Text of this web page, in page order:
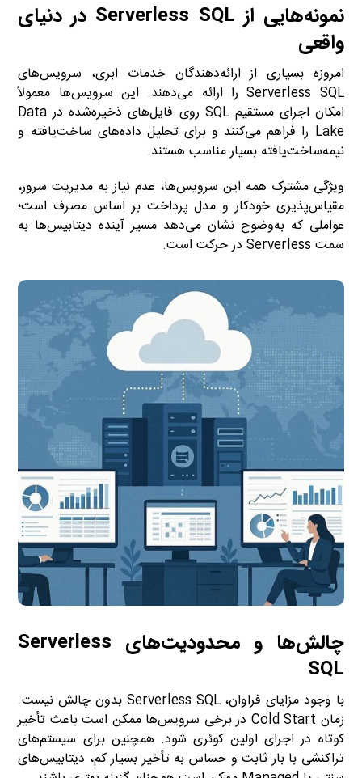
نمونه‌هایی از Serverless SQL در دنیای
واقعی
امروزه بسیاری از ارائه‌دهندگان خدمات ابری، سرویس‌های
Serverless SQL را ارائه می‌دهند. این سرویس‌ها معمولاً
امکان اجرای مستقیم SQL روی فایل‌های ذخیره‌شده در Data
Lake را فراهم می‌کنند و برای تحلیل داده‌های ساخت‌یافته و
نیمه‌ساخت‌یافته بسیار مناسب هستند.
ویژگی مشترک همه این سرویس‌ها، عدم نیاز به مدیریت سرور،
مقیاس‌پذیری خودکار و مدل پرداخت بر اساس مصرف است؛
عواملی که به‌وضوح نشان می‌دهد مسیر آینده دیتابیس‌ها به
سمت Serverless در حرکت است.
چالش‌ها و محدودیت‌های Serverless
SQL
با وجود مزایای فراوان، Serverless SQL بدون چالش نیست.
زمان Cold Start در برخی سرویس‌ها ممکن است باعث تأخیر
کوتاه در اجرای اولین کوئری شود. همچنین برای سیستم‌های
تراکنشی با بار ثابت و حساس به تأخیر بسیار کم، دیتابیس‌های